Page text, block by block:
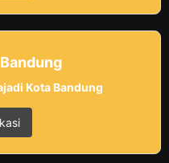
Kota Bandung